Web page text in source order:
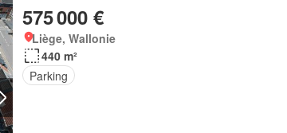
575 000 €
Liège, Wallonie
440 m²
Parking